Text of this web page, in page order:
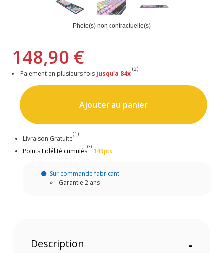
Photo(s) non contractuelle(s)
148,90 €
Paiement en plusieurs fois jusqu'a 84x
(2)
Ajouter au panier
Livraison Gratuite
(1)
Points Fidélité cumulés
(3)
149pts
Sur commande fabricant
Garantie 2 ans
Description -